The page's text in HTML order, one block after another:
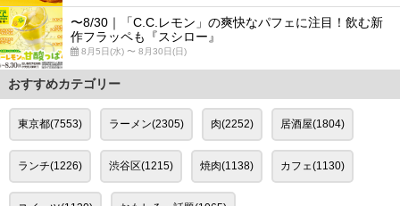
〜8/30｜「C.C.レモン」の爽快なパフェに注目！飲む新
作フラッペも『スシロー』
8月5日(水) 〜 8月30日(日)
おすすめカテゴリー
東京都(7553) ラーメン(2305) 肉(2252) 居酒屋(1804)
ランチ(1226) 渋谷区(1215) 焼肉(1138) カフェ(1130)